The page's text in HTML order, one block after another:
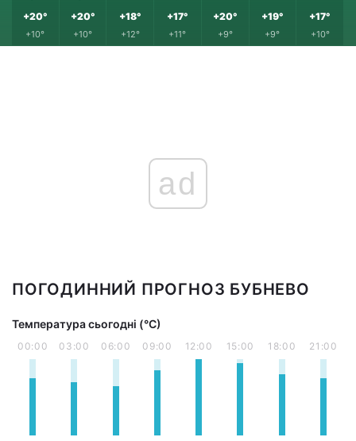
+20°
+10°
+20°
+10°
+18°
+12°
+17°
+11°
+20°
+9°
+19°
+9°
+17°
+10°
ad
ПОГОДИННИЙ ПРОГНОЗ БУБНЕВО
Температура сьогодні (°С)
00:00 03:00 06:00 09:00 12:00 15:00 18:00 21:00